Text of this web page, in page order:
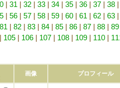
31 32 33 34 35 36 37 38
56 57 58 59 60 61 62 63
81 82 83 84 85 86 87 88 89
105 106 107 108 109 110
画像 プロフィール